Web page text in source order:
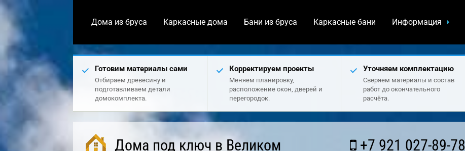
Дома из бруса Каркасные дома Бани из бруса Каркасные бани Информация
Готовим материалы сами
Отбираем древесину и
подготавливаем детали
домокомплекта.
Корректируем проекты
Меняем планировку,
расположение окон, дверей и
перегородок.
Уточняем комплектацию
Сверяем материалы и состав
работ до окончательного
расчёта.
Дома под ключ в Великом
+7 921 027-89-78